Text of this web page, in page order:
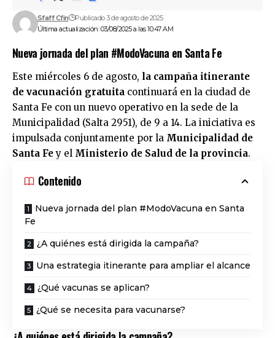
Última actualización: 03/08/2025 a las 10:47 AM
Sfaff Cfin Publicado 3 de agosto de 2025
Nueva jornada del plan #ModoVacuna en Santa Fe
Este miércoles 6 de agosto, la campaña itinerante
de vacunación gratuita continuará en la ciudad de
Santa Fe con un nuevo operativo en la sede de la
Municipalidad (Salta 2951), de 9 a 14. La iniciativa es
impulsada conjuntamente por la Municipalidad de
Santa Fey el Ministerio de Salud de la provincia.
Contenido
Nueva jornada del plan #ModoVacuna en Santa
Fe
¿A quiénes está dirigida la campaña?
Una estrategia itinerante para ampliar el alcance
¿Qué vacunas se aplican?
¿Qué se necesita para vacunarse?